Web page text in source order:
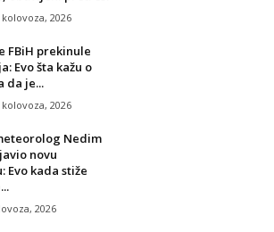
kolovoza, 2026
FBiH prekinule
Evo šta kažu o
da je...
kolovoza, 2026
Nedim
novu
Evo kada stiže
2026